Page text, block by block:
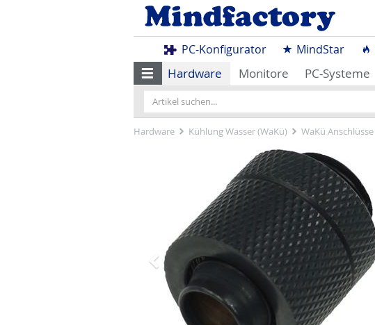
PC-Konfigurator MindStar
Hardware Monitore PC-Systeme
Hardware Kühlung Wasser (WaKü) WaKü Anschlüsse